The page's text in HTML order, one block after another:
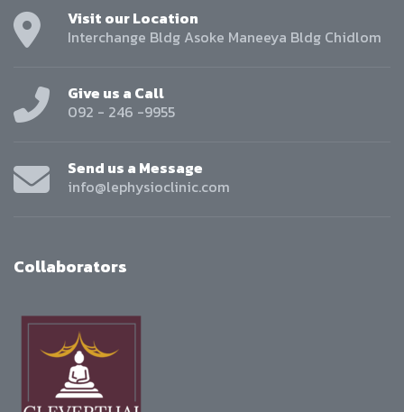
Visit our Location
Interchange Bldg Asoke Maneeya Bldg Chidlom
Give us a Call
092 - 246 -9955
Send us a Message
info@lephysioclinic.com
Collaborators